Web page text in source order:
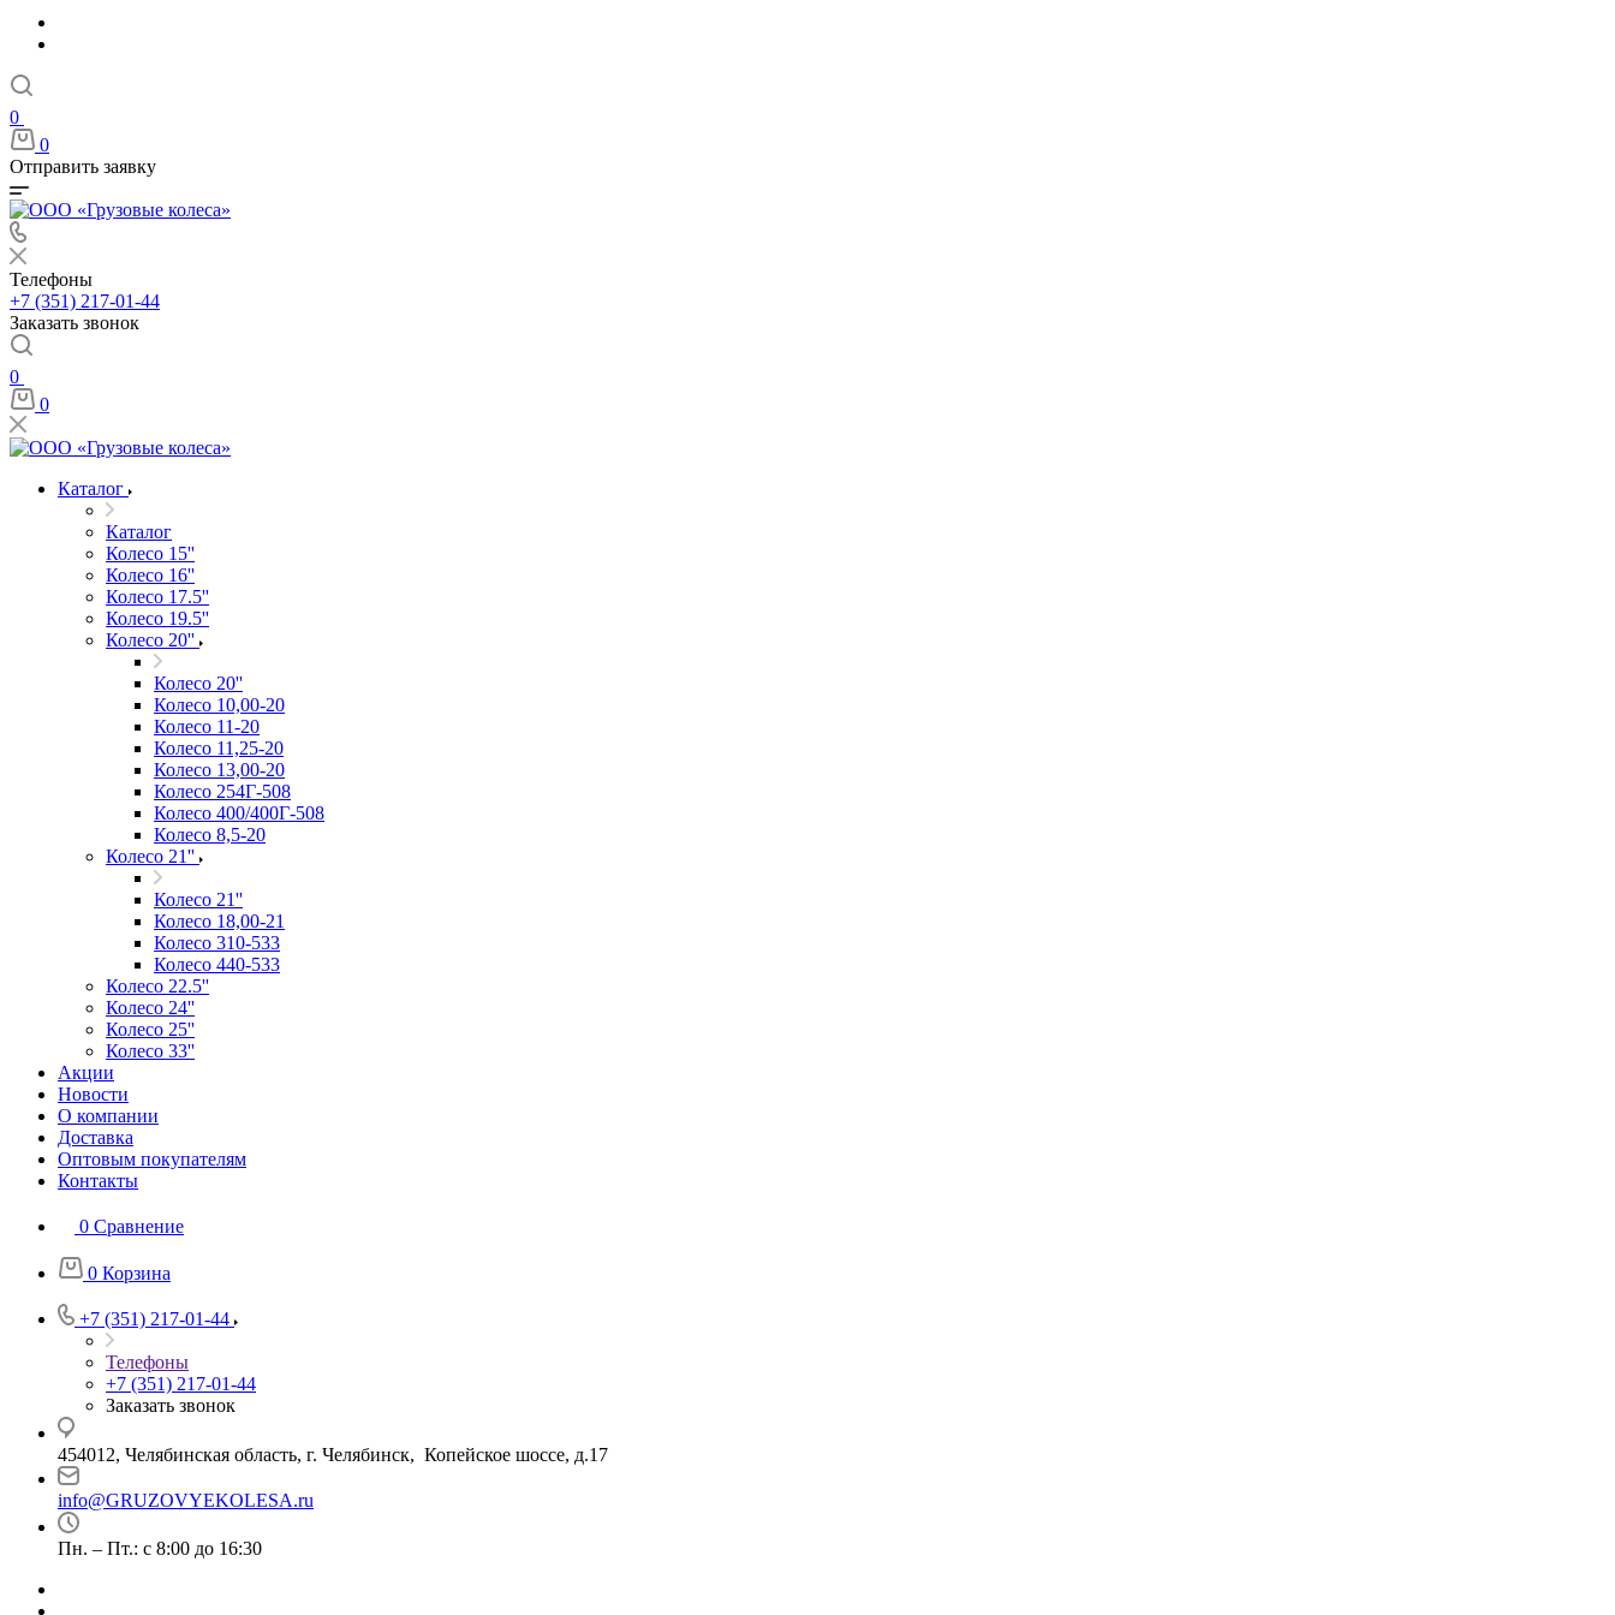
0
0
Отправить заявку
Телефоны
+7 (351) 217-01-44
Заказать звонок
0
0
Каталог
Каталог
Колесо 15''
Колесо 16''
Колесо 17.5''
Колесо 19.5''
Колесо 20''
Колесо 20''
Колесо 10,00-20
Колесо 11-20
Колесо 11,25-20
Колесо 13,00-20
Колесо 254Г-508
Колесо 400/400Г-508
Колесо 8,5-20
Колесо 21''
Колесо 21''
Колесо 18,00-21
Колесо 310-533
Колесо 440-533
Колесо 22.5''
Колесо 24''
Колесо 25''
Колесо 33''
Акции
Новости
О компании
Доставка
Оптовым покупателям
Контакты
0 Сравнение
0 Корзина
+7 (351) 217-01-44
Телефоны
+7 (351) 217-01-44
Заказать звонок
454012, Челябинская область, г. Челябинск, Копейское шоссе, д.17
info@GRUZOVYEKOLESA.ru
Пн. – Пт.: с 8:00 до 16:30